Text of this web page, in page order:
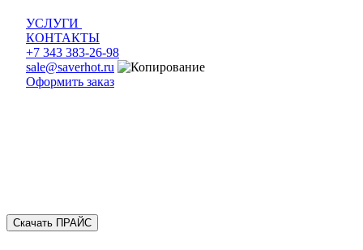
УСЛУГИ
КОНТАКТЫ
+7 343 383-26-98
sale@saverhot.ru
Оформить заказ
Скачать ПРАЙС